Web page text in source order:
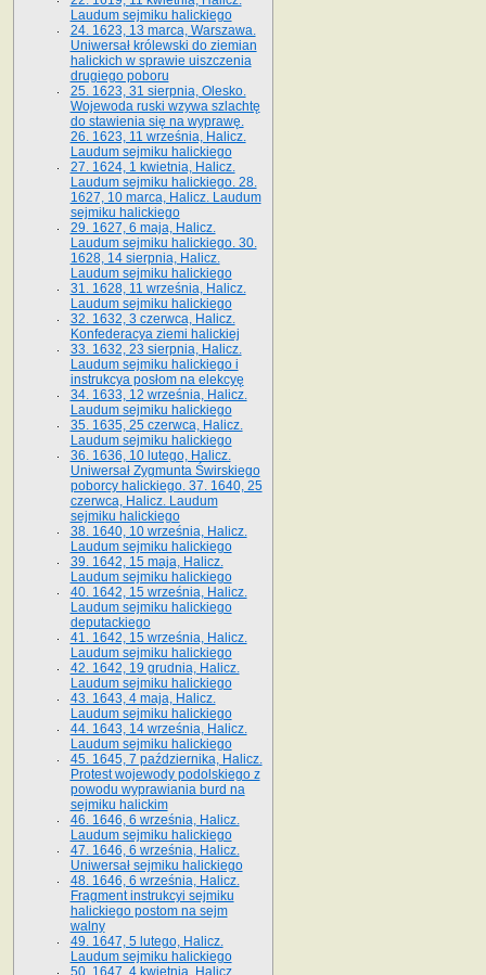
Laudum sejmiku halickiego
24. 1623, 13 marca, Warszawa.
Uniwersał królewski do ziemian
halickich w sprawie uiszczenia
drugiego poboru
25. 1623, 31 sierpnia, Olesko.
Wojewoda ruski wzywa szlachtę
do stawienia się na wyprawę.
26. 1623, 11 września, Halicz.
Laudum sejmiku halickiego
27. 1624, 1 kwietnia, Halicz.
Laudum sejmiku halickiego. 28.
1627, 10 marca, Halicz. Laudum
sejmiku halickiego
29. 1627, 6 maja, Halicz.
Laudum sejmiku halickiego. 30.
1628, 14 sierpnia, Halicz.
Laudum sejmiku halickiego
31. 1628, 11 września, Halicz.
Laudum sejmiku halickiego
32. 1632, 3 czerwca, Halicz.
Konfederacya ziemi halickiej
33. 1632, 23 sierpnia, Halicz.
Laudum sejmiku halickiego i
instrukcya posłom na elekcyę
34. 1633, 12 września, Halicz.
Laudum sejmiku halickiego
35. 1635, 25 czerwca, Halicz.
Laudum sejmiku halickiego
36. 1636, 10 lutego, Halicz.
Uniwersał Zygmunta Świrskiego
poborcy halickiego. 37. 1640, 25
czerwca, Halicz. Laudum
sejmiku halickiego
38. 1640, 10 września, Halicz.
Laudum sejmiku halickiego
39. 1642, 15 maja, Halicz.
Laudum sejmiku halickiego
40. 1642, 15 września, Halicz.
Laudum sejmiku halickiego
deputackiego
41. 1642, 15 września, Halicz.
Laudum sejmiku halickiego
42. 1642, 19 grudnia, Halicz.
Laudum sejmiku halickiego
43. 1643, 4 maja, Halicz.
Laudum sejmiku halickiego
44. 1643, 14 września, Halicz.
Laudum sejmiku halickiego
45. 1645, 7 października, Halicz.
Protest wojewody podolskiego z
powodu wyprawiania burd na
sejmiku halickim
46. 1646, 6 września, Halicz.
Laudum sejmiku halickiego
47. 1646, 6 września, Halicz.
Uniwersał sejmiku halickiego
48. 1646, 6 września, Halicz.
Fragment instrukcyi sejmiku
halickiego postom na sejm
walny
49. 1647, 5 lutego, Halicz.
Laudum sejmiku halickiego
50. 1647, 4 kwietnia, Halicz.